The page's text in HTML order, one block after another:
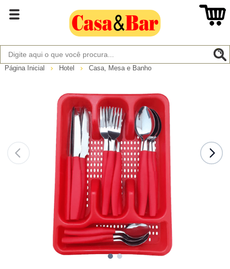
Página Inicial Hotel Casa, Mesa e Banho